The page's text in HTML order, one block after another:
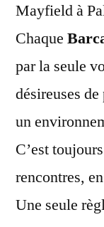
Mayfield à
Chaque
par la seule
désireuses
un
C’est
rencontres,
Une seule